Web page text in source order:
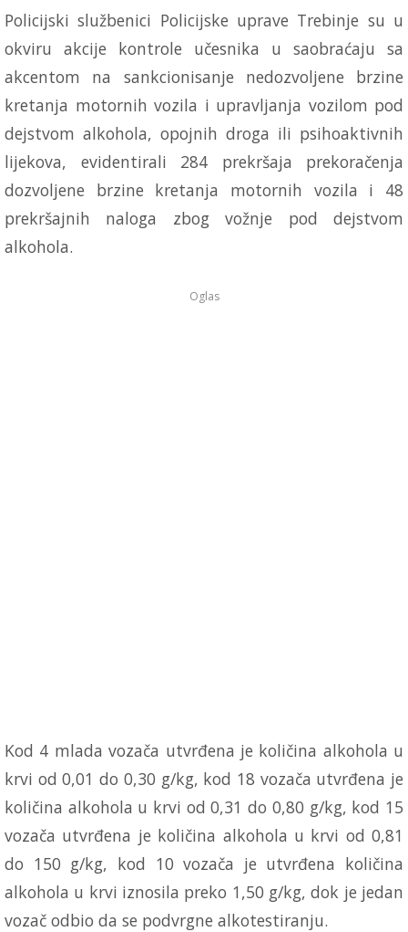
Policijski službenici Policijske uprave Trebinje su u
okviru akcije kontrole učesnika u saobraćaju sa
akcentom na sankcionisanje nedozvoljene brzine
kretanja motornih vozila i upravljanja vozilom pod
dejstvom alkohola, opojnih droga ili psihoaktivnih
lijekova, evidentirali 284 prekršaja prekoračenja
dozvoljene brzine kretanja motornih vozila i 48
prekršajnih naloga zbog vožnje pod dejstvom
alkohola.
Oglas
Kod 4 mlada vozača utvrđena je količina alkohola u
krvi od 0,01 do 0,30 g/kg, kod 18 vozača utvrđena je
količina alkohola u krvi od 0,31 do 0,80 g/kg, kod 15
vozača utvrđena je količina alkohola u krvi od 0,81
do 150 g/kg, kod 10 vozača je utvrđena količina
alkohola u krvi iznosila preko 1,50 g/kg, dok je jedan
vozač odbio da se podvrgne alkotestiranju.